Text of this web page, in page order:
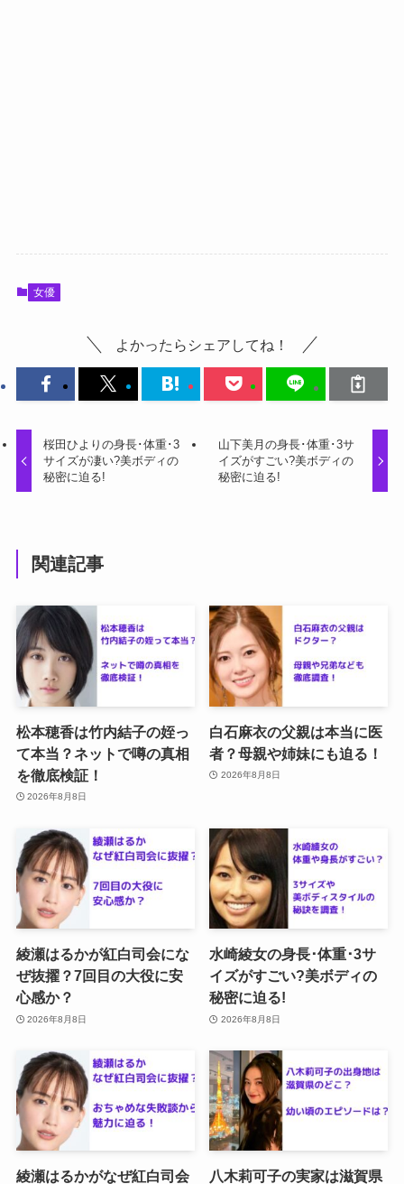
女優
よかったらシェアしてね！
桜田ひよりの身長･体重･3
サイズが凄い?美ボディの
秘密に迫る!
山下美月の身長･体重･3サ
イズがすごい?美ボディの
秘密に迫る!
関連記事
松本穂香は竹内結子の姪っ
て本当？ネットで噂の真相
を徹底検証！
2026年8月8日
白石麻衣の父親は本当に医
者？母親や姉妹にも迫る！
2026年8月8日
綾瀬はるかが紅白司会にな
ぜ抜擢？7回目の大役に安
心感か？
2026年8月8日
水崎綾女の身長･体重･3サ
イズがすごい?美ボディの
秘密に迫る!
2026年8月8日
綾瀬はるかがなぜ紅白司会 八木莉可子の実家は滋賀県